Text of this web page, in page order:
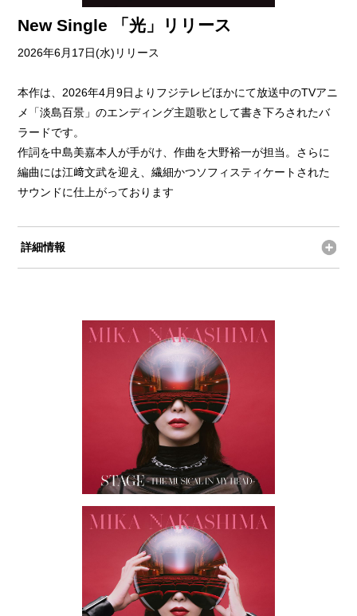
New Single 「光」リリース
2026年6月17日(水)リリース
本作は、2026年4月9日よりフジテレビほかにて放送中のTVアニ
メ「淡島百景」のエンディング主題歌として書き下ろされたバ
ラードです。
作詞を中島美嘉本人が手がけ、作曲を大野裕一が担当。さらに
編曲には江﨑文武を迎え、繊細かつソフィスティケートされた
サウンドに仕上がっております
詳細情報